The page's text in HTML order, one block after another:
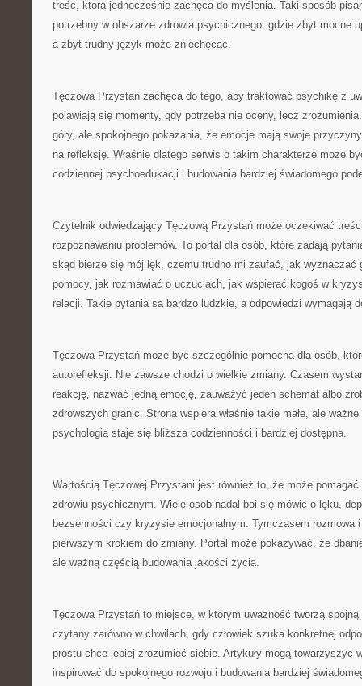
treść, która jednocześnie zachęca do myślenia. Taki sposób
potrzebny w obszarze zdrowia psychicznego, gdzie zbyt mocne
a zbyt trudny język może zniechęcać.
Tęczowa Przystań zachęca do tego, aby traktować psychikę z
pojawiają się momenty, gdy potrzeba nie oceny, lecz
góry, ale spokojnego pokazania, że emocje mają swoje
na refleksję. Właśnie dlatego serwis o takim charakterze może
codziennej psychoedukacji i budowania bardziej świadomego
Czytelnik odwiedzający Tęczową Przystań może oczekiwać
rozpoznawaniu problemów. To portal dla osób, które zadają
skąd bierze się mój lęk, czemu trudno mi zaufać, jak wyznaczać
pomocy, jak rozmawiać o uczuciach, jak wspierać kogoś w
relacji. Takie pytania są bardzo ludzkie, a odpowiedzi wymagają
Tęczowa Przystań może być szczególnie pomocna dla osób,
autorefleksji. Nie zawsze chodzi o wielkie zmiany. Czasem
reakcję, nazwać jedną emocję, zauważyć jeden schemat albo
zdrowszych granic. Strona wspiera właśnie takie małe, ale
psychologia staje się bliższa codzienności i bardziej dostępna.
Wartością Tęczowej Przystani jest również to, że może pomagać
zdrowiu psychicznym. Wiele osób nadal boi się mówić o lęku,
bezsenności czy kryzysie emocjonalnym. Tymczasem rozmowa
pierwszym krokiem do zmiany. Portal może pokazywać, że
ale ważną częścią budowania jakości życia.
Tęczowa Przystań to miejsce, w którym uważność tworzą spójną
czytany zarówno w chwilach, gdy człowiek szuka konkretnej
prostu chce lepiej zrozumieć siebie. Artykuły mogą towarzyszyć
inspirować do spokojnego rozwoju i budowania bardziej